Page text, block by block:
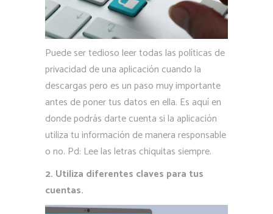
Puede ser tedioso leer todas las políticas de
privacidad de una aplicación cuando la
descargas pero es un paso muy importante
antes de poner tus datos en ella. Es aquí en
donde podrás darte cuenta si la aplicación
utiliza tu información de manera responsable
o no. Pd: Lee las letras chiquitas siempre.
2. Utiliza diferentes claves para tus
cuentas.